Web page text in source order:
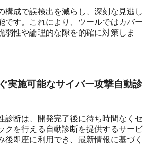
構成で誤検出を減らし、深刻な見逃し
です。これにより、ツールではカバー
弱性や論理的な隙を的確に対策しま
実施可能なサイバー攻撃自動診
診断は、開発完了後に待ち時間なくセ
クを行える自動診断を提供するサービ
後即座に利用でき、最新情報に基づく